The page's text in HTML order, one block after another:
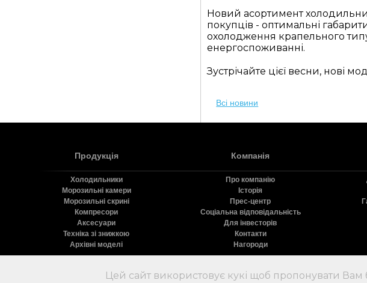
Новий асортимент
покупців - оптимальні
охолодження крапельного
енергоспоживанні.
Зустрічайте цієї весни, нові
Всі новини
Цей сайт використовує кукі щоб пропонувати Вам
Продукція
Холодильники
Морозильні камери
Морозильні скрині
Компресори
Аксесуари
Техніка зі знижкою
Архівні моделі
Компанія
Про компанію
Історія
Прес-центр
Соціальна відповідальність
Для інвесторів
Контакти
Нагороди
Холодильники Nord 9.31с10